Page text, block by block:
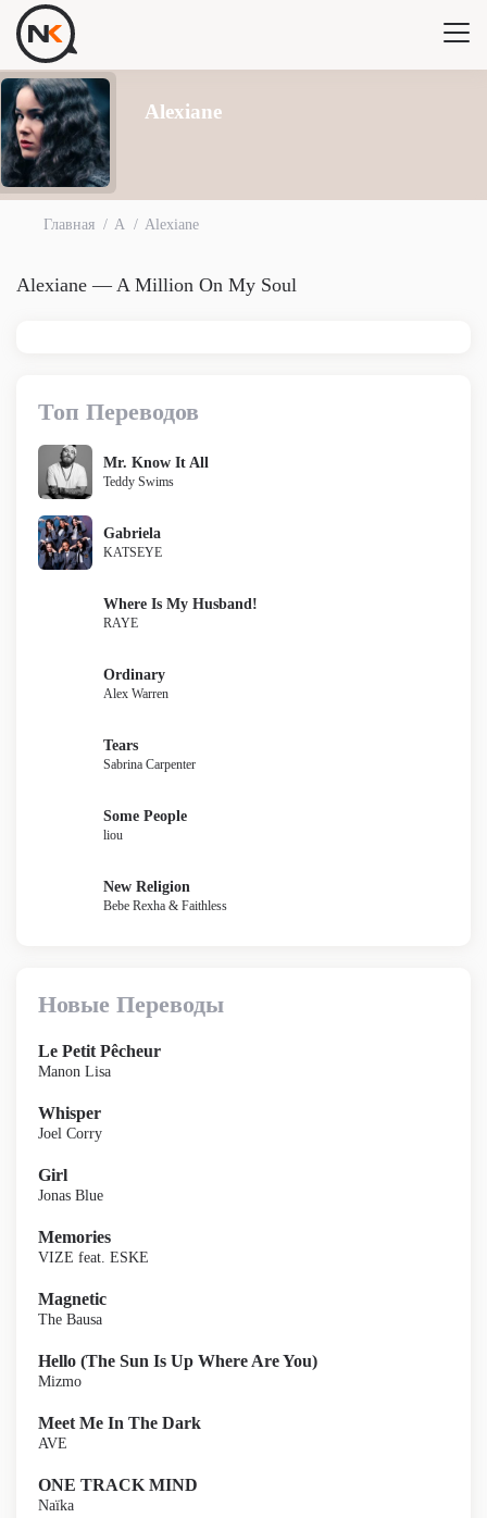
Alexiane
Главная A Alexiane
Alexiane — A Million On My Soul
Топ Переводов
Mr. Know It All
Teddy Swims
Gabriela
KATSEYE
Where Is My Husband!
RAYE
Ordinary
Alex Warren
Tears
Sabrina Carpenter
Some People
liou
New Religion
Bebe Rexha & Faithless
Новые Переводы
Le Petit Pêcheur
Manon Lisa
Whisper
Joel Corry
Girl
Jonas Blue
Memories
VIZE feat. ESKE
Magnetic
The Bausa
Hello (The Sun Is Up Where Are You)
Mizmo
Meet Me In The Dark
AVE
ONE TRACK MIND
Naïka